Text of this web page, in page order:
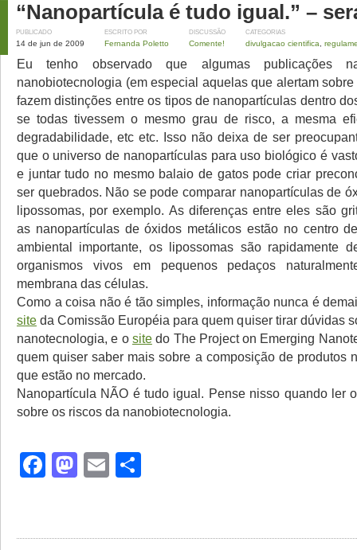
“Nanopartícula é tudo igual.” –
PUBLICADO
14 de jun de 2009
ESCRITO POR
Fernanda Poletto
DISCUSSÃO
Comente!
CATEGORIAS
divulgacao cientifica
Eu tenho observado que algumas publicações
nanobiotecnologia (em especial aquelas que alertam
fazem distinções entre os tipos de nanopartículas dentro
se todas tivessem o mesmo grau de risco, a mesma
degradabilidade, etc etc. Isso não deixa de ser
que o universo de nanopartículas para uso biológico é
e juntar tudo no mesmo balaio de gatos pode criar
ser quebrados. Não se pode comparar nanopartículas de
lipossomas, por exemplo. As diferenças entre eles são
as nanopartículas de óxidos metálicos estão no centro
ambiental importante, os lipossomas são rapidamente
organismos vivos em pequenos pedaços
membrana das células.
Como a coisa não é tão simples, informação nunca é
site da Comissão Européia para quem quiser tirar dúvidas
nanotecnologia, e o sitedo The Project on Emerging
quem quiser saber mais sobre a composição de produtos
que estão no mercado.
Nanopartícula NÃO é tudo igual. Pense nisso quando ler o
sobre os riscos da nanobiotecnologia.
Facebook
Mastodon
Email